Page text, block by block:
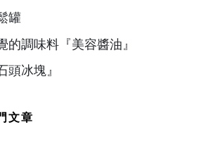
罐
調味料『美容醬油』
冰塊』
文章